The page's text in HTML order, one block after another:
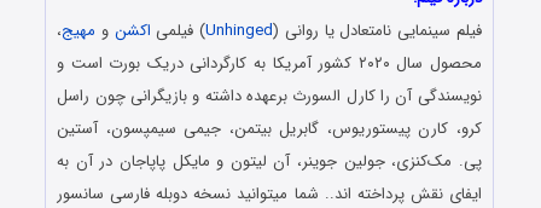
فیلم سینمایی نامتعادل یا روانی (Unhinged) فیلمی اکشن و مهیج،
محصول سال ۲۰۲۰ کشور آمریکا به کارگردانی دریک بورت است و
نویسندگی آن را کارل السورث برعهده داشته و بازیگرانی چون راسل
کرو، کارن پیستوریوس، گابریل بیتمن، جیمی سیمپسون، آستین
پی. مک‌کنزی، جولین جوینر، آن لیتون و مایکل پاپاجان در آن به
ایفای نقش پرداخته اند.. شما میتوانید نسخه دوبله فارسی سانسور